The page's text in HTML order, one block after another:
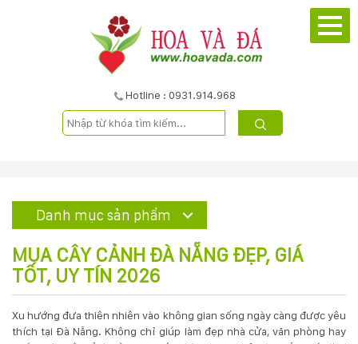
Hotline : 0931.914.968
PHẨM
DỊCH
Danh mục sản phẩm
MUA CÂY CẢNH ĐÀ NẴNG ĐẸP, GIÁ
TỐT, UY TÍN 2026
Xu hướng đưa thiên nhiên vào không gian sống ngày càng được yêu
thích tại Đà Nẵng. Không chỉ giúp làm đẹp nhà cửa, văn phòng hay